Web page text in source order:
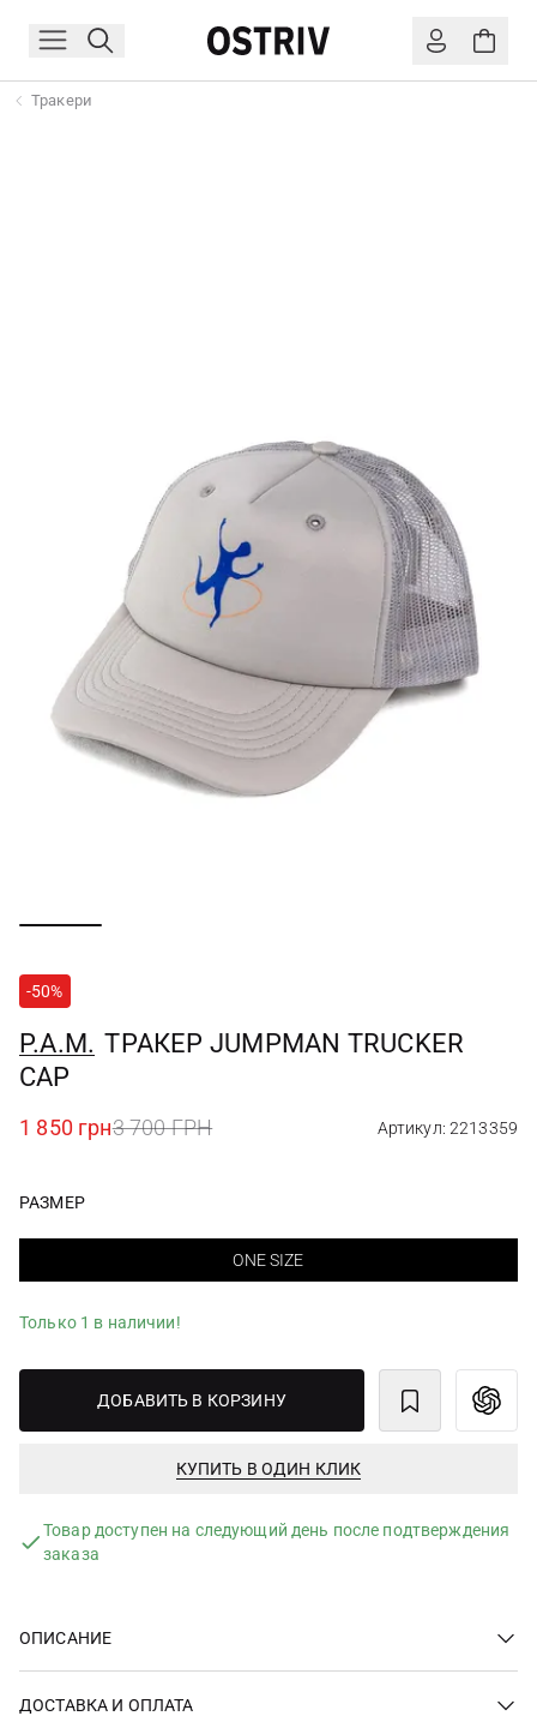
Тракери
-50%
P.A.M. ТРАКЕР JUMPMAN TRUCKER
CAP
1 850 грн3 700 ГРН Артикул: 2213359
РАЗМЕР
ONE SIZE
Только 1 в наличии!
ДОБАВИТЬ В КОРЗИНУ
КУПИТЬ В ОДИН КЛИК
Товар доступен на следующий день после подтверждения
заказа
ОПИСАНИЕ
ДОСТАВКА И ОПЛАТА